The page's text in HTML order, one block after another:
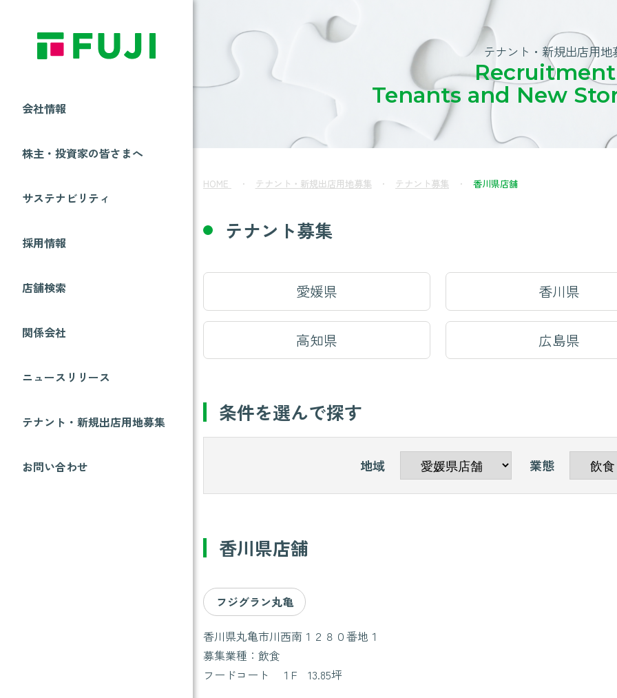
会社情報
株主・投資家の皆さまへ
サステナビリティ
採用情報
店舗検索
関係会社
ニュースリリース
テナント・新規出店用地募集
お問い合わせ
テナント・新規出店用地
Tenants and New
HOME テナント・新規出店用地募集 テナント募集 香川県店舗
テナント募集
愛媛県 香川県
高知県 広島県
条件を選んで探す
地域 業態
香川県店舗
フジグラン丸亀
香川県丸亀市川西南１２８０番地１
募集業種：飲食
フードコート １F 13.85坪